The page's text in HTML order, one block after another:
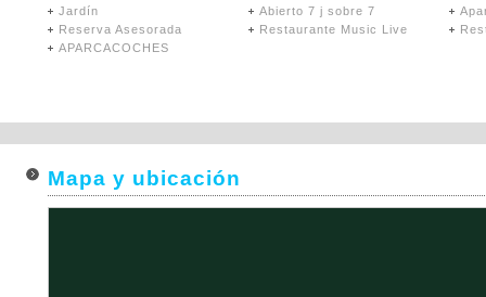
Jardín
Abierto 7 j sobre 7
Reserva Asesorada
Restaurante Music Live
APARCACOCHES
Mapa y ubicación